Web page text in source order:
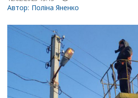
Автор: Поліна Яненко